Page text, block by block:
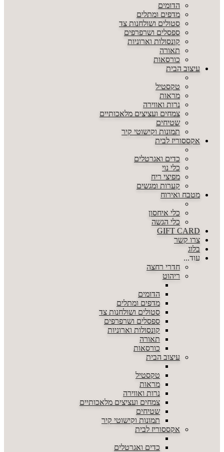
הדומים
מדפים ומתלים
סטולים ושולחנות צד
ספסלים ושרפרפים
קונסולות וארוניות
תאורה
כורסאות
עיצוב הבית
טקסטיל
מראות
נרות ואווירה
צמחים ועציצים מלאכותיים
שטיחים
תמונות וקישוטי קיר
אקססוריז לבית
כדים ואגרטלים
כלי נוי
מפיצי ריח
קערות ומגשים
מטבח ואירוח
כלי איחסון
כלי הגשה
GIFT CARD
צרו קשר
בלוג
עוד...
חדרי רחצה
ריהוט
הדומים
מדפים ומתלים
סטולים ושולחנות צד
ספסלים ושרפרפים
קונסולות וארוניות
תאורה
כורסאות
עיצוב הבית
טקסטיל
מראות
נרות ואווירה
צמחים ועציצים מלאכותיים
שטיחים
תמונות וקישוטי קיר
אקססוריז לבית
כדים ואגרטלים